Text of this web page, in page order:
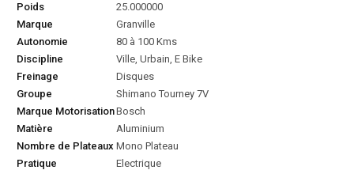
Poids
25.000000
Marque
Granville
Autonomie
80 à 100 Kms
Discipline
Ville, Urbain, E Bike
Freinage
Disques
Groupe
Shimano Tourney 7V
Marque MotorisationBosch
Matière
Aluminium
Nombre de Plateaux Mono Plateau
Pratique
Electrique